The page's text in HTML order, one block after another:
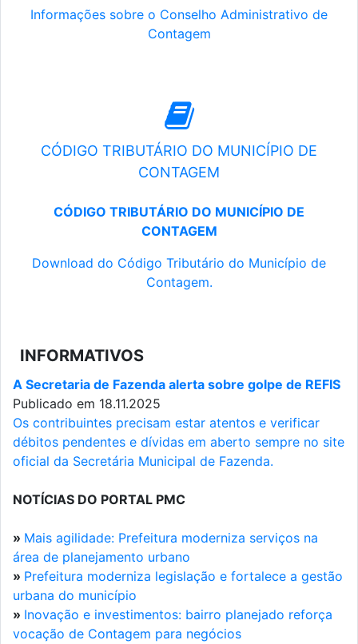
Informações sobre o Conselho Administrativo de
Contagem
CÓDIGO TRIBUTÁRIO DO MUNICÍPIO DE
CONTAGEM
CÓDIGO TRIBUTÁRIO DO MUNICÍPIO DE
CONTAGEM
Download do Código Tributário do Município de
Contagem.
INFORMATIVOS
A Secretaria de Fazenda alerta sobre golpe de REFIS
Publicado em 18.11.2025
Os contribuintes precisam estar atentos e verificar
débitos pendentes e dívidas em aberto sempre no site
oficial da Secretária Municipal de Fazenda.
NOTÍCIAS DO PORTAL PMC
» Mais agilidade: Prefeitura moderniza serviços na
área de planejamento urbano
» Prefeitura moderniza legislação e fortalece a gestão
urbana do município
» Inovação e investimentos: bairro planejado reforça
vocação de Contagem para negócios